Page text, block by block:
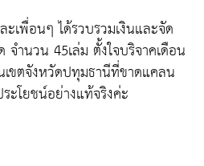
เพื่อนๆ ได้รวบรวมเงินและจัด
ำนวน 45เล่ม ตั้งใจบริจาคเดือน
ขตจังหวัดปทุมธานีที่ขาดแคลน
ะโยชน์อย่างแท้จริงค่ะ